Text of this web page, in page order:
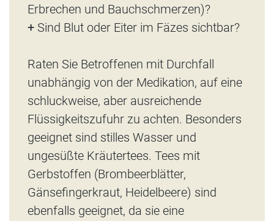
Erbrechen und Bauchschmerzen)?
+ Sind Blut oder Eiter im Fäzes sichtbar?
Raten Sie Betroffenen mit Durchfall
unabhängig von der Medikation, auf eine
schluckweise, aber ausreichende
Flüssigkeitszufuhr zu achten. Besonders
geeignet sind stilles Wasser und
ungesüßte Kräutertees. Tees mit
Gerbstoffen (Brombeerblätter,
Gänsefingerkraut, Heidelbeere) sind
ebenfalls geeignet, da sie eine